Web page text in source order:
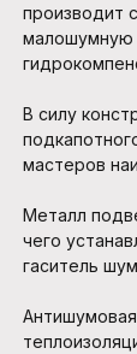
производит
малошумную
В силу
мастеров
Металл
чего
гаситель